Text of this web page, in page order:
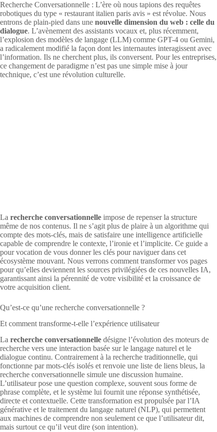
Recherche Conversationnelle : L’ère où nous tapions des requêtes
robotiques du type « restaurant italien paris avis » est révolue. Nous
entrons de plain-pied dans une nouvelle dimension du web : celle du
dialogue. L’avènement des assistants vocaux et, plus récemment,
l’explosion des modèles de langage (LLM) comme GPT-4 ou Gemini,
a radicalement modifié la façon dont les internautes interagissent avec
l’information. Ils ne cherchent plus, ils conversent. Pour les entreprises,
ce changement de paradigme n’est pas une simple mise à jour
technique, c’est une révolution culturelle.
La recherche conversationnelle impose de repenser la structure
même de nos contenus. Il ne s’agit plus de plaire à un algorithme qui
compte des mots-clés, mais de satisfaire une intelligence artificielle
capable de comprendre le contexte, l’ironie et l’implicite. Ce guide a
pour vocation de vous donner les clés pour naviguer dans cet
écosystème mouvant. Nous verrons comment transformer vos pages
pour qu’elles deviennent les sources privilégiées de ces nouvelles IA,
garantissant ainsi la pérennité de votre visibilité et la croissance de
votre acquisition client.
Qu’est-ce qu’une recherche conversationnelle ?
Et comment transforme-t-elle l’expérience utilisateur
La recherche conversationnelle désigne l’évolution des moteurs de
recherche vers une interaction basée sur le langage naturel et le
dialogue continu. Contrairement à la recherche traditionnelle, qui
fonctionne par mots-clés isolés et renvoie une liste de liens bleus, la
recherche conversationnelle simule une discussion humaine.
L’utilisateur pose une question complexe, souvent sous forme de
phrase complète, et le système lui fournit une réponse synthétisée,
directe et contextuelle. Cette transformation est propulsée par l’IA
générative et le traitement du langage naturel (NLP), qui permettent
aux machines de comprendre non seulement ce que l’utilisateur dit,
mais surtout ce qu’il veut dire (son intention).